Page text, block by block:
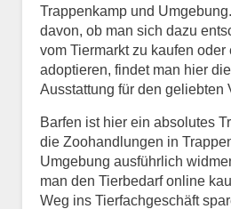
Trappenkamp und
davon, ob man sich dazu
vom Tiermarkt zu kaufen oder
adoptieren, findet man hier
Ausstattung für den geliebten
Barfen ist hier ein absolutes
die Zoohandlungen in
Umgebung ausführlich
man den Tierbedarf online
Weg ins Tierfachgeschäft